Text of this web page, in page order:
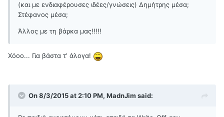
(και με ενδιαφέρουσες ιδέες/γνώσεις) Δημήτρης μέσα;
Στέφανος μέσα;
Άλλος με τη βάρκα μας!!!!!
Χόοο... Για βάστα τ' άλογα!
On 8/3/2015 at 2:10 PM, MadnJim said: